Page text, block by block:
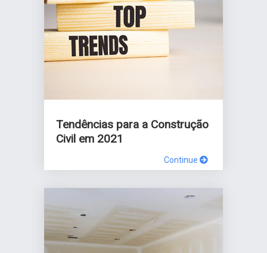
Tendências para a Construção
Civil em 2021
Continue